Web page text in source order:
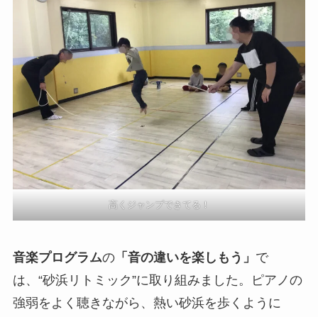
高くジャンプできてる！
音楽プログラムの「音の違いを楽しもう」 で
は、“砂浜リトミック”に取り組みました。ピアノの
強弱をよく聴きながら、熱い砂浜を歩くように